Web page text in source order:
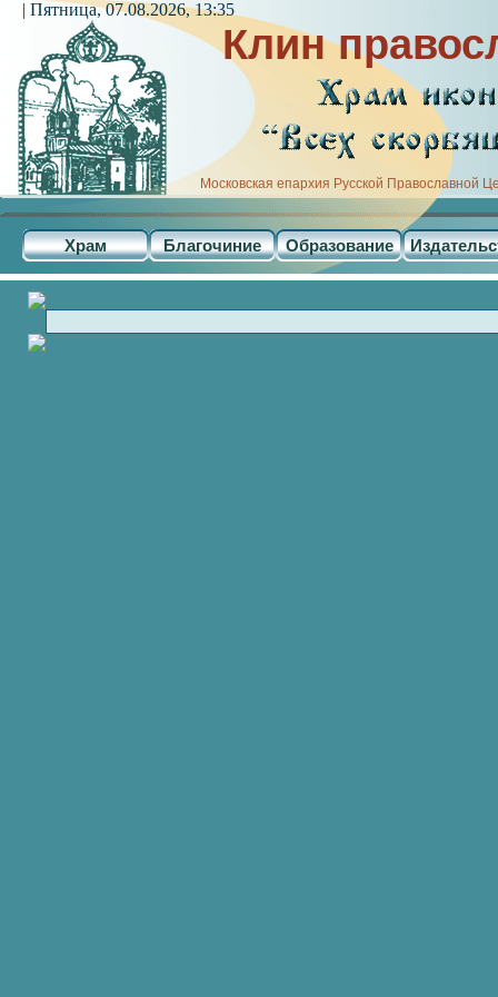
Клин
Московская епархия Русской Православной
Храм Благочиние Образование
| Пятница, 07.08.2026, 13:35